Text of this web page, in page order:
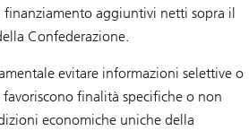
finanziamento aggiuntivi netti sopra il
Confederazione.
evitare informazioni selettive o
finalità specifiche o non
economiche uniche della